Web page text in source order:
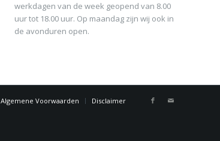
werkdagen van de week geopend van 8.00
uur tot 18.00 uur. Op maandag zijn wij ook in
de avonduren open.
Algemene Voorwaarden Disclaimer